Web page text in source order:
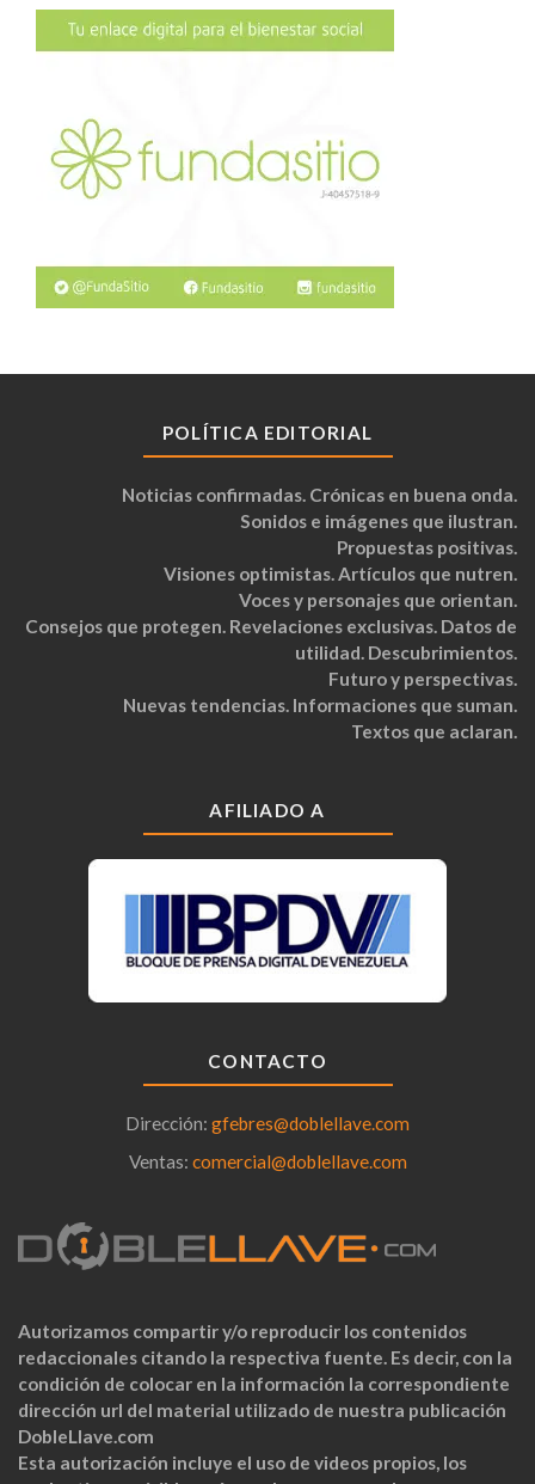
POLÍTICA EDITORIAL
Noticias confirmadas. Crónicas en buena onda.
Sonidos e imágenes que ilustran.
Propuestas positivas.
Visiones optimistas. Artículos que nutren.
Voces y personajes que orientan.
Consejos que protegen. Revelaciones exclusivas. Datos de
utilidad. Descubrimientos.
Futuro y perspectivas.
Nuevas tendencias. Informaciones que suman.
Textos que aclaran.
AFILIADO A
CONTACTO
Dirección: gfebres@doblellave.com
Ventas: comercial@doblellave.com
Autorizamos compartir y/o reproducir los contenidos
redaccionales citando la respectiva fuente. Es decir, con la
condición de colocar en la información la correspondiente
dirección url del material utilizado de nuestra publicación
DobleLlave.com
Esta autorización incluye el uso de videos propios, los